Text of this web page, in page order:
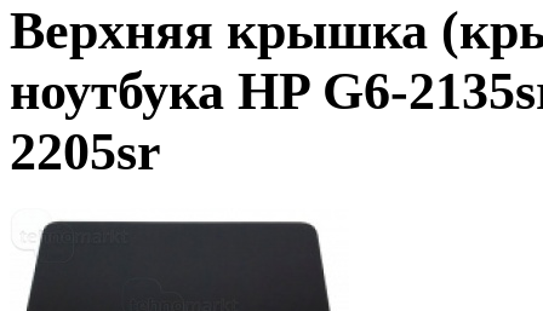
Верхняя крышка
ноутбука HP G6-
2205sr